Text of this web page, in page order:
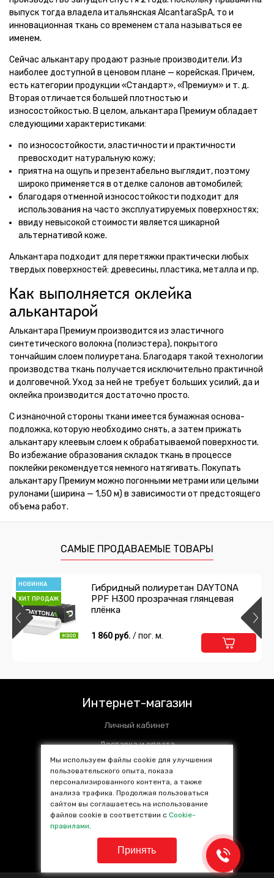
выпуск тогда владела итальянская AlcantaraSpA, то и
инновационная ткань со временем стала называться ее
именем.
Сейчас алькантару продают разные производители. Из
наиболее доступной в ценовом плане — корейская. Причем,
есть категории продукции «Стандарт», «Премиум» и т. д.
Вторая отличается большей плотностью и
износостойкостью. В целом, алькантара Премиум обладает
следующими характеристиками:
по износостойкости, эластичности и практичности
превосходит натуральную кожу;
приятна на ощупь и презентабельно выглядит, поэтому
широко применяется в отделке салонов автомобилей;
благодаря отменной износостойкости подходит для
использования на часто эксплуатируемых поверхностях;
ввиду невысокой стоимости является шикарной
альтернативой коже.
Алькантара подходит для перетяжки практически любых
твердых поверхностей: древесины, пластика, металла и пр.
Как выполняется оклейка
алькантарой
Алькантара Премиум производится из эластичного
синтетического волокна (полиэстера), покрытого
тончайшим слоем полиуретана. Благодаря такой технологии
производства ткань получается исключительно практичной
и долговечной. Уход за ней не требует больших усилий, да и
оклейка производится достаточно просто.
С изнаночной стороны ткани имеется бумажная основа-
подложка, которую необходимо снять, а затем прижать
алькантару клеевым слоем к обрабатываемой поверхности.
Во избежание образования складок ткань в процессе
поклейки рекомендуется немного натягивать. Покупать
алькантару Премиум можно погонными метрами или целыми
рулонами (ширина — 1,50 м) в зависимости от предстоящего
объема работ.
САМЫЕ ПРОДАВАЕМЫЕ ТОВАРЫ
НОВИНКА
ХИТ ПРОДАЖ
Гибридный полиуретан DAYTONA
PPF H300 прозрачная глянцевая
плёнка
1 860 руб. / пог. м.
Интернет-магазин
Личный кабинет
Доставка и оплата
Установочные центры
Контакты
SALE %
Популярные товары
Мы используем файлы cookie для улучшения
пользовательского опыта, показа
персонализированного контента, а также
анализа трафика. Продолжая пользоваться
сайтом вы соглашаетесь на использование
файлов cookie в соответствии сCookie-
правилами.
Принять